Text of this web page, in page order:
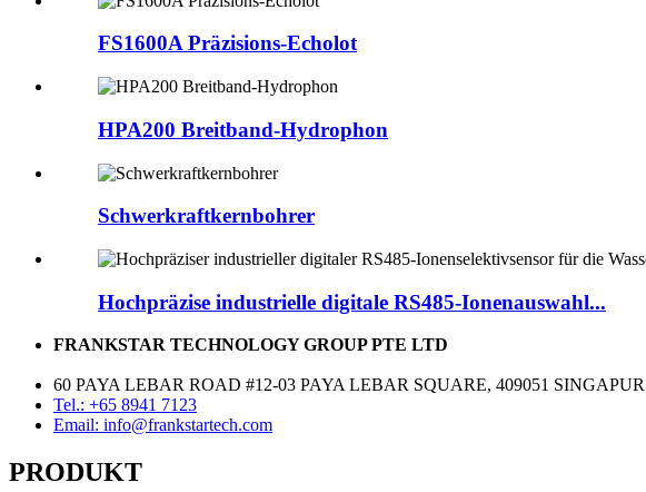
FS1600A Präzisions-Echolot
HPA200 Breitband-Hydrophon
Schwerkraftkernbohrer
Hochpräzise industrielle digitale RS485-Ionenauswahl...
FRANKSTAR TECHNOLOGY GROUP PTE LTD
60 PAYA LEBAR ROAD #12-03 PAYA LEBAR SQUARE, 409051 SINGAPUR
Tel.: +65 8941 7123
Email: info@frankstartech.com
PRODUKT